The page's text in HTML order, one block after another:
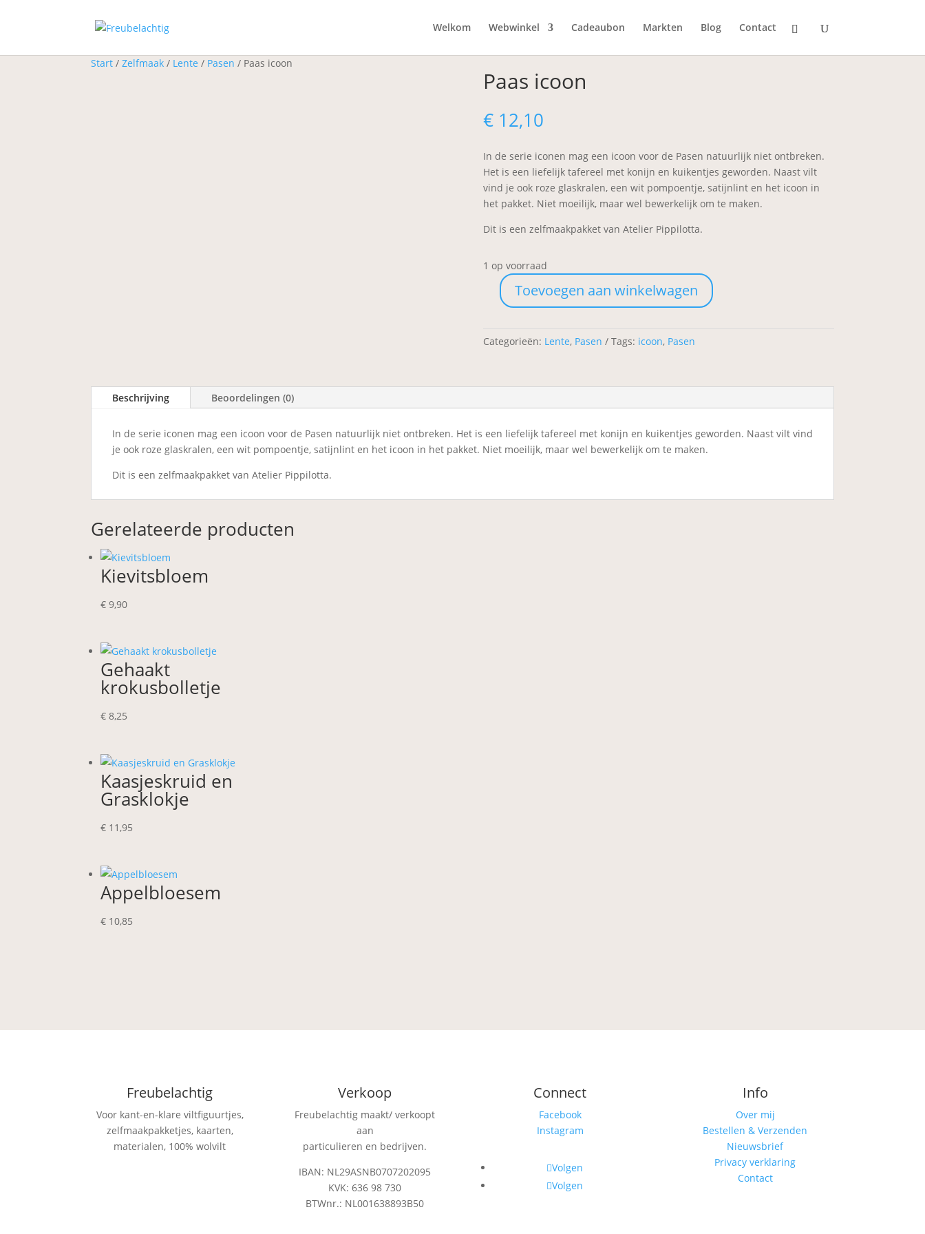
Welkom Webwinkel Cadeaubon Markten Blog Contact
Start / Zelfmaak / Lente / Pasen / Paas icoon
Paas icoon
€12,10
In de serie iconen mag een icoon voor de Pasen natuurlijk niet ontbreken.
Het is een liefelijk tafereel met konijn en kuikentjes geworden. Naast vilt
vind je ook roze glaskralen, een wit pompoentje, satijnlint en het icoon in
het pakket. Niet moeilijk, maar wel bewerkelijk om te maken.
Dit is een zelfmaakpakket van Atelier Pippilotta.
1 op voorraad
Paas
Toevoegen aan winkelwagen
Categorieën: Lente, Pasen Tags: icoon, Pasen
Beschrijving Beoordelingen (0)
In de serie iconen mag een icoon voor de Pasen natuurlijk niet ontbreken. Het is een liefelijk tafereel met konijn en kuikentjes geworden. Naast vilt vind
je ook roze glaskralen, een wit pompoentje, satijnlint en het icoon in het pakket. Niet moeilijk, maar wel bewerkelijk om te maken.
Dit is een zelfmaakpakket van Atelier Pippilotta.
Gerelateerde producten
Kievitsbloem
€ 9,90
Gehaakt
krokusbolletje
€ 8,25
Kaasjeskruid en
Grasklokje
€ 11,95
Appelbloesem
€ 10,85
Freubelachtig
Voor kant-en-klare viltfiguurtjes,
zelfmaakpakketjes, kaarten,
materialen, 100% wolvilt
Verkoop
Freubelachtig maakt/ verkoopt
aan
particulieren en bedrijven.
IBAN: NL29ASNB0707202095
KVK: 636 98 730
BTWnr.: NL001638893B50
Connect
Facebook
Instagram
Volgen
Volgen
Info
Over mij
Bestellen & Verzenden
Nieuwsbrief
Privacy verklaring
Contact